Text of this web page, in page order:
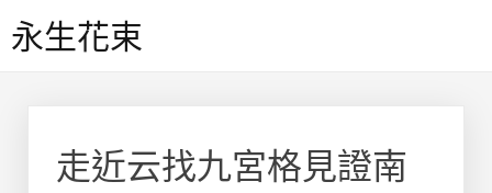
to永生花束
走近云找九宮格見證南